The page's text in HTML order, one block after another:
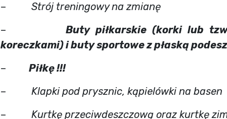
– Strój treningowy na zmianę
–Buty piłkarskie (korki lub
koreczkami) i buty sportowe z płaską
– Piłkę !!!
– Klapki pod prysznic, kąpielówki na basen
– Kurtkę przeciwdeszczową oraz kurtkę